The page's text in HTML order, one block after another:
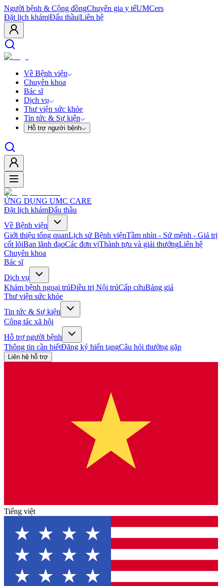
Người bệnh & Cộng đồngChuyên gia y tếUMCers
Đặt lịch khám|Đấu thầu|Liên hệ
Về Bệnh viện
Chuyên khoa
Bác sĩ
Dịch vụ
Thư viện sức khỏe
Tin tức & Sự kiện
Hỗ trợ người bệnh
ỨNG DỤNG UMC CARE
Đặt lịch khámĐấu thầu
Về Bệnh viện
Giới thiệu tổng quanLịch sử Bệnh việnTầm nhìn - Sứ mệnh - Giá trị
cốt lõiBan lãnh đạoCác đơn vịThành tựu và giải thưởngLiên hệ
Chuyên khoa
Bác sĩ
Dịch vụ
Khám bệnh ngoại trúĐiều trị Nội trúCấp cứuBảng giá
Thư viện sức khỏe
Tin tức & Sự kiện
Công tác xã hội
Hỗ trợ người bệnh
Thông tin cần biếtĐăng ký hiến tạngCâu hỏi thường gặp
Liên hệ hỗ trợ
Tiếng việt